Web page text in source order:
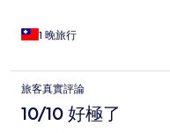
1 晚旅行
旅客真實評論
10/10 好極了